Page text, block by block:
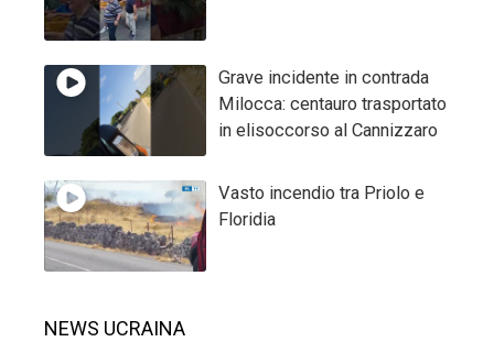
Grave incidente in contrada
Milocca: centauro trasportato
in elisoccorso al Cannizzaro
Vasto incendio tra Priolo e
Floridia
NEWS UCRAINA